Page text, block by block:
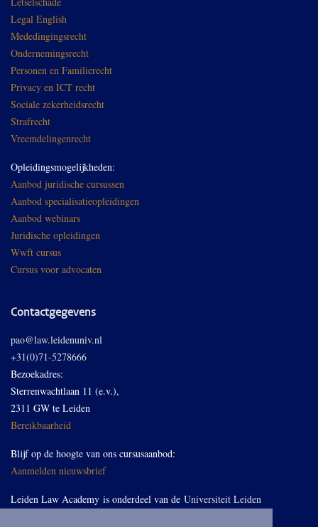
Legal English
Mededingingsrecht
Ondernemingsrecht
Personen en Familierecht
Privacy en ICT recht
Sociale zekerheidsrecht
Strafrecht
Vreemdelingenrecht
Opleidingsmogelijkheden:
Aanbod juridische cursussen
Aanbod specialisatieopleidingen
Aanbod webinars
Juridische opleidingen
Wwft cursus
Cursus voor advocaten
Contactgegevens
pao@law.leidenuniv.nl
+31(0)71-5278666
Bezoekadres:
Sterrenwachtlaan 11 (e.v.),
2311 GW te Leiden
Bereikbaarheid
Blijf op de hoogte van ons cursusaanbod:
Aanmelden nieuwsbrief
Leiden Law Academy is onderdeel van de Universiteit Leiden